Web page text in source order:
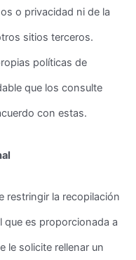
o privacidad ni de la
sitios terceros.
políticas de
que los consulte
con estas.
restringir la recopilación
que es proporcionada a
le solicite rellenar un